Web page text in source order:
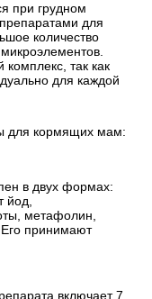
при грудном
для
количество
так как
для каждой
для кормящих мам:
в двух формах:
йод,
метафолин,
принимают
включает 7